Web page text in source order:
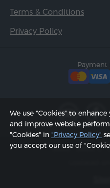
Terms & Conditions
Privacy Policy
Payment
2002 - 2026, ©
Updated
We use "Cookies" to
and improve website
"Cookies" in "Privacy Policy"
you accept our use of